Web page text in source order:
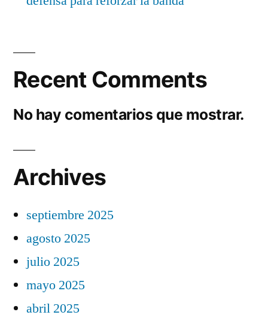
Recent Comments
No hay comentarios que mostrar.
Archives
septiembre 2025
agosto 2025
julio 2025
mayo 2025
abril 2025